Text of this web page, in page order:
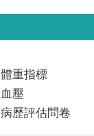
體重指標
血壓
病歷評估問卷